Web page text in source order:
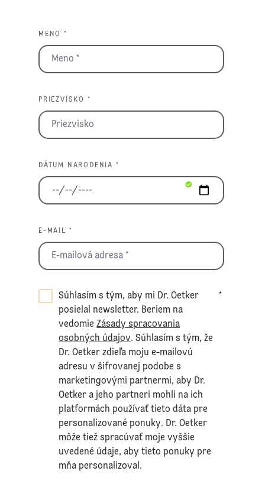
MENO *
PRIEZVISKO *
DÁTUM NARODENIA *
E-MAIL *
Súhlasím s tým, aby mi Dr. Oetker
posielal newsletter. Beriem na
vedomieZásady spracovania
osobných údajov. Súhlasím s tým, že
Dr. Oetker zdieľa moju e-mailovú
adresu v šifrovanej podobe s
marketingovými partnermi, aby Dr.
Oetker a jeho partneri mohli na ich
platformách používať tieto dáta pre
personalizované ponuky. Dr. Oetker
môže tiež spracúvať moje vyššie
uvedené údaje, aby tieto ponuky pre
mňa personalizoval.
*